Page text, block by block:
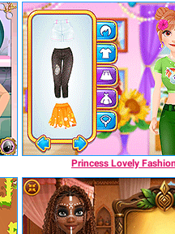
Princess Lovely Fashion